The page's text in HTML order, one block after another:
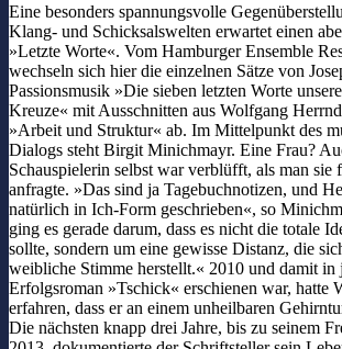
Eine besonders spannungsvolle
Klang- und Schicksalswelten erwartet einen
»Letzte Worte«. Vom Hamburger Ensemble
wechseln sich hier die einzelnen Sätze von
Passionsmusik »Die sieben letzten Worte
Kreuze« mit Ausschnitten aus Wolfgang
»Arbeit und Struktur« ab. Im Mittelpunkt des
Dialogs steht Birgit Minichmayr. Eine Frau?
Schauspielerin selbst war verblüfft, als man sie
anfragte. »Das sind ja Tagebuchnotizen, und
natürlich in Ich-Form geschrieben«, so
ging es gerade darum, dass es nicht die totale
sollte, sondern um eine gewisse Distanz, die
weibliche Stimme herstellt.« 2010 und damit in
Erfolgsroman »Tschick« erschienen war, hatte
erfahren, dass er an einem unheilbaren
Die nächsten knapp drei Jahre, bis zu seinem